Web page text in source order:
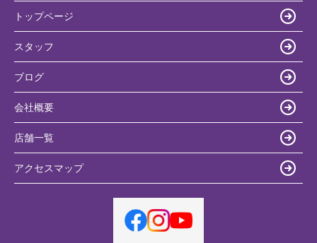
トップページ
スタッフ
ブログ
会社概要
店舗一覧
アクセスマップ